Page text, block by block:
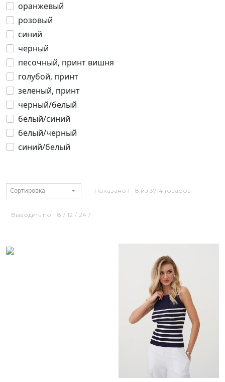
оранжевый
розовый
синий
черный
песочный, принт вишня
голубой, принт
зеленый, принт
черный/белый
белый/синий
белый/черный
синий/белый
Сортировка Показано 1 - 8 из 3714 товаров
Выводить по 8 / 12 / 24 /
Размерный ряд
44 50 52